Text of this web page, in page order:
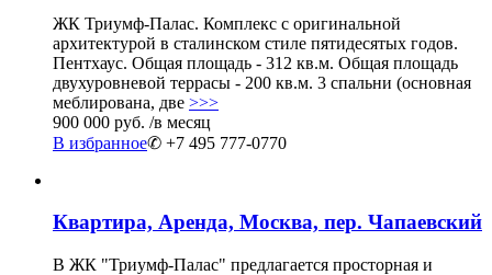
ЖК Триумф-Палас. Комплекс с оригинальной
архитектурой в сталинском стиле пятидесятых годов.
Пентхаус. Общая площадь - 312 кв.м. Общая площадь
двухуровневой террасы - 200 кв.м. 3 спальни (основная
меблирована, две >>>
900 000 руб. /в месяц
В избранное✆ +7 495 777-0770
Квартира, Аренда, Москва, пер. Чапаевский
В ЖК "Триумф-Палас" предлагается просторная и